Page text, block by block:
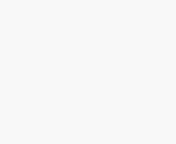
Ansprechpartner, Öffnungszeiten und
& Amtsblatt” erfolgt sind.
im ländlichen Raum werden aufgegriffen.